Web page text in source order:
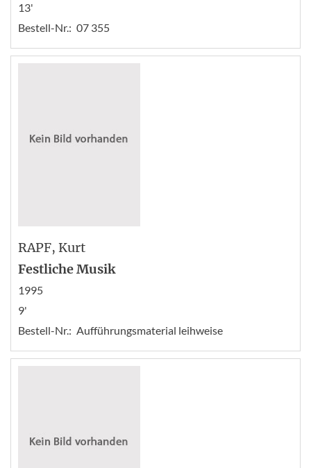
13'
Bestell-Nr.: 07 355
RAPF, Kurt
Festliche Musik
1995
9'
Bestell-Nr.: Aufführungsmaterial leihweise